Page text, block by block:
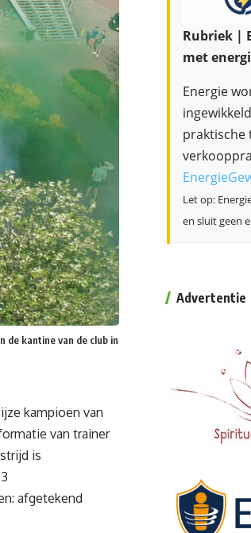
de kantine van de club in
kampioen van
van trainer
is
afgetekend
Rubriek |
met
Energie
praktische
Let op:
en sluit geen
Advertentie